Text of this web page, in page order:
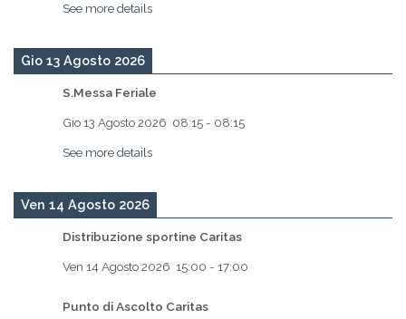
See more details
Gio 13 Agosto 2026
S.Messa Feriale
Gio 13 Agosto 2026 08:15 - 08:15
See more details
Ven 14 Agosto 2026
Distribuzione sportine Caritas
Ven 14 Agosto 2026 15:00 - 17:00
Punto di Ascolto Caritas